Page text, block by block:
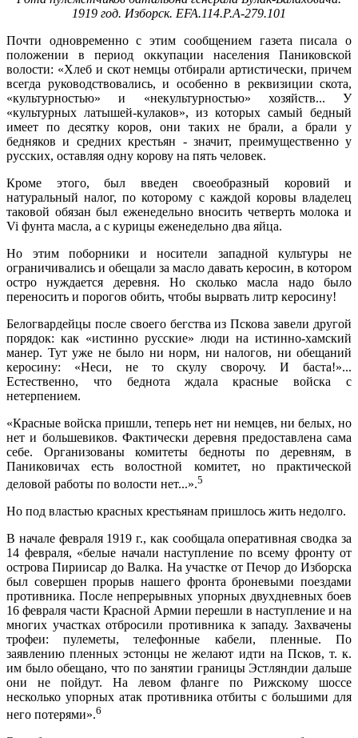
1919 год. Изборск. EFA.114.P.A-279.101
Почти одновременно с этим сообщением газета пи­сала о
положении в период оккупации населения Паниковской
волости: «Хлеб и скот немцы отбирали артисти­чески, причем
всегда руководствовались, и особенно в реквизиции скота,
«культурностью» и «некультурно­стью» хозяйств... У
«культурных латышей-кулаков», из которых самый бедный
имеет по десятку коров, они та­ких не брали, а брали у
бедняков и средних крестьян - значит, преимущественно у
русских, оставляя одну ко­рову на пять человек.
Кроме этого, был введен своеобразный коровий и
натуральный налог, по которому с каждой коровы вла­делец
таковой обязан был еженедельно вносить чет­верть молока и
Vi фунта масла, а с курицы еженедель­но два яйца.
Но этим поборники и носители западной культуры не
ограничивались и обещали за масло давать керосин, в котором
остро нуждается деревня. Но сколько масла надо было
переносить и порогов обить, чтобы вырвать литр керосину!
Белогвардейцы после своего бегства из Пскова за­вели другой
порядок: как «истинно русские» люди на истинно-хамский
манер. Тут уже не было ни норм, ни налогов, ни обещаний
керосину: «Неси, не то скулу сворочу. И баста!»...
Естественно, что беднота ждала красные войска с
нетерпением.
«Красные войска пришли, теперь нет ни немцев, ни белых, но
нет и большевиков. Фактически дерев­ня предоставлена сама
себе. Организованы комитеты бедноты по деревням, в
Паниковичах есть волостной комитет, но практической
деловой работы по волости нет...».5
Но под властью красных крестьянам пришлось жить недолго.
В начале февраля 1919 г., как сообщала оператив­ная сводка за
14 февраля, «белые начали наступление по всему фронту от
острова Пириисар до Валка. На участке от Печор до Изборска
был совершен прорыв нашего фронта броневыми поездами
противника. После непрерывных упорных двухдневных боев
16 фев­раля части Красной Армии перешли в наступление и на
многих участках отбросили противника к западу. Захва­чены
трофеи: пулеметы, телефонные кабели, пленные. По
заявлению пленных эстонцы не желают идти на Псков, т. к.
им было обещано, что по занятии границы Эстляндии дальше
они не пойдут. На левом фланге по Рижскому шоссе
несколько упорных атак противника отбиты с большими для
него потерями».6